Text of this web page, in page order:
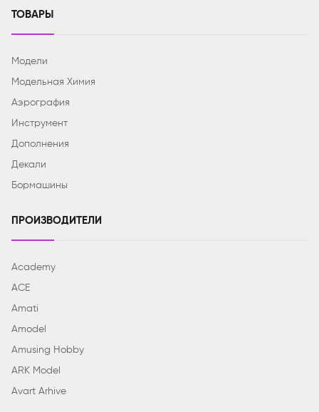
ТОВАРЫ
Модели
Модельная Химия
Аэрография
Инструмент
Дополнения
Декали
Бормашины
ПРОИЗВОДИТЕЛИ
Academy
ACE
Amati
Amodel
Amusing Hobby
ARK Model
Avart Arhive